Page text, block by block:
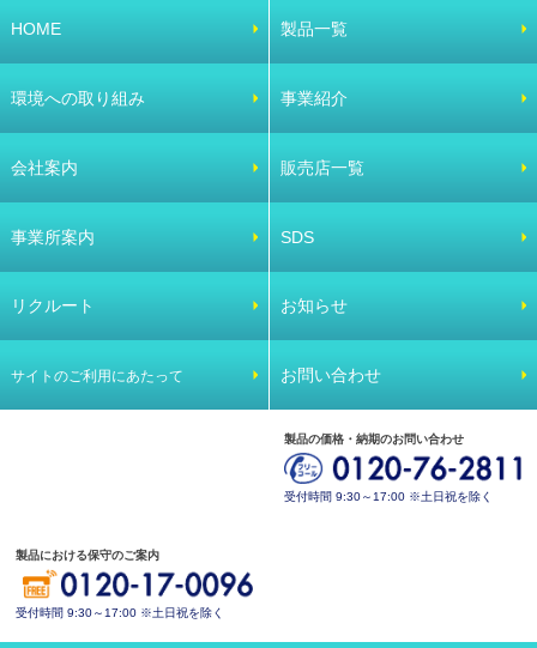
HOME 製品一覧
環境への取り組み 事業紹介
会社案内 販売店一覧
事業所案内 SDS
リクルート お知らせ
サイトのご利用にあたって お問い合わせ
製品の価格・納期のお問い合わせ
受付時間 9:30～17:00 ※土日祝を除く
製品における保守のご案内
受付時間 9:30～17:00 ※土日祝を除く